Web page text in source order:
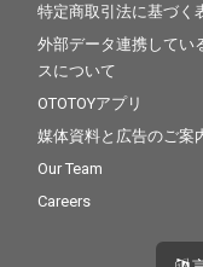
特定商取引法に基づく
外部データ連携してい
スについて
OTOTOYアプリ
媒体資料と広告のご案
Our Team
Careers